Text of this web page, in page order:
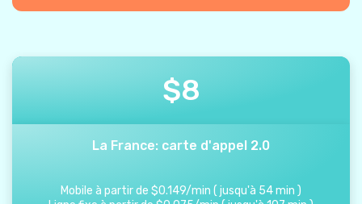
$8
La France: carte d'appel 2.0
Mobile à partir de $0.149/min ( jusqu'à 54min )